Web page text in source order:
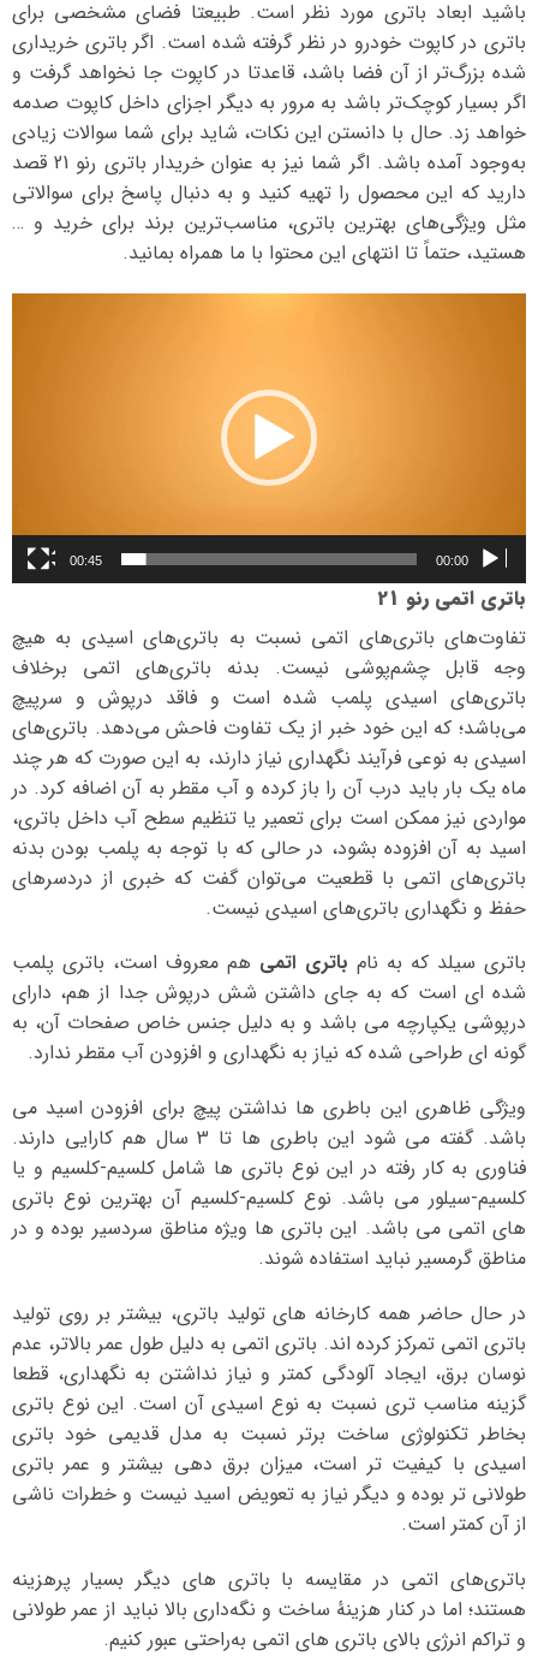
باشید ابعاد باتری مورد نظر است. طبیعتا فضای مشخصی برای
باتری در کاپوت خودرو در نظر گرفته شده است. اگر باتری خریداری
شده بزرگ‌تر از آن فضا باشد، قاعدتا در کاپوت جا نخواهد گرفت و
اگر بسیار کوچک‌تر باشد به مرور به دیگر اجزای داخل کاپوت صدمه
خواهد زد. حال با دانستن این نکات، شاید برای شما سوالات زیادی
به‌وجود آمده باشد. اگر شما نیز به عنوان خریدار باتری رنو 21 قصد
دارید که این محصول را تهیه کنید و به دنبال پاسخ برای سوالاتی
مثل ویژگی‌های بهترین باتری، مناسب‌ترین برند برای خرید و …
هستید، حتماً تا انتهای این محتوا با ما همراه بمانید.
00:00
00:45
باتری اتمی رنو 21
تفاوت‌های باتری‌های اتمی نسبت به باتری‌های اسیدی به هیچ
وجه قابل چشم‌پوشی نیست. بدنه باتری‌های اتمی برخلاف
باتری‌های اسیدی پلمب شده است و فاقد درپوش و سرپیچ
می‌باشد؛ که این خود خبر از یک تفاوت فاحش می‌دهد. باتری‌های
اسیدی به نوعی فرآیند نگهداری نیاز دارند، به این صورت که هر چند
ماه یک بار باید درب آن را باز کرده و آب مقطر به آن اضافه کرد. در
مواردی نیز ممکن است برای تعمیر یا تنظیم سطح آب داخل باتری،
اسید به آن افزوده بشود، در حالی که با توجه به پلمب بودن بدنه
باتری‌های اتمی با قطعیت می‌توان گفت که خبری از دردسرهای
حفظ و نگهداری باتری‌های اسیدی نیست.
باتری سیلد که به نام باتری اتمی هم معروف است، باتری پلمب
شده ای است که به جای داشتن شش درپوش جدا از هم، دارای
درپوشی یکپارچه می باشد و به دلیل جنس خاص صفحات آن، به
گونه ای طراحی شده که نیاز به نگهداری و افزودن آب مقطر ندارد.
ویژگی ظاهری این باطری ها نداشتن پیچ برای افزودن اسید می
باشد. گفته می شود این باطری ها تا 3 سال هم کارایی دارند.
فناوری به کار رفته در این نوع باتری ها شامل کلسیم-کلسیم و یا
کلسیم-سیلور می باشد. نوع کلسیم-کلسیم آن بهترین نوع باتری
های اتمی می باشد. این باتری ها ویژه مناطق سردسیر بوده و در
مناطق گرمسیر نباید استفاده شوند.
در حال حاضر همه کارخانه های تولید باتری، بیشتر بر روی تولید
باتری اتمی تمرکز کرده اند. باتری اتمی به دلیل طول عمر بالاتر، عدم
نوسان برق، ایجاد آلودگی کمتر و نیاز نداشتن به نگهداری، قطعا
گزینه مناسب تری نسبت به نوع اسیدی آن است. این نوع باتری
بخاطر تکنولوژی ساخت برتر نسبت به مدل قدیمی خود باتری
اسیدی با کیفیت تر است، میزان برق دهی بیشتر و عمر باتری
طولانی تر بوده و دیگر نیاز به تعویض اسید نیست و خطرات ناشی
از آن کمتر است.
باتری‌های اتمی در مقایسه با باتری‌ های دیگر بسیار پرهزینه
هستند؛ اما در کنار هزینهٔ ساخت و نگه‌داری بالا نباید از عمر طولانی
و تراکم انرژی بالای باتری‌ های اتمی به‌راحتی عبور کنیم.